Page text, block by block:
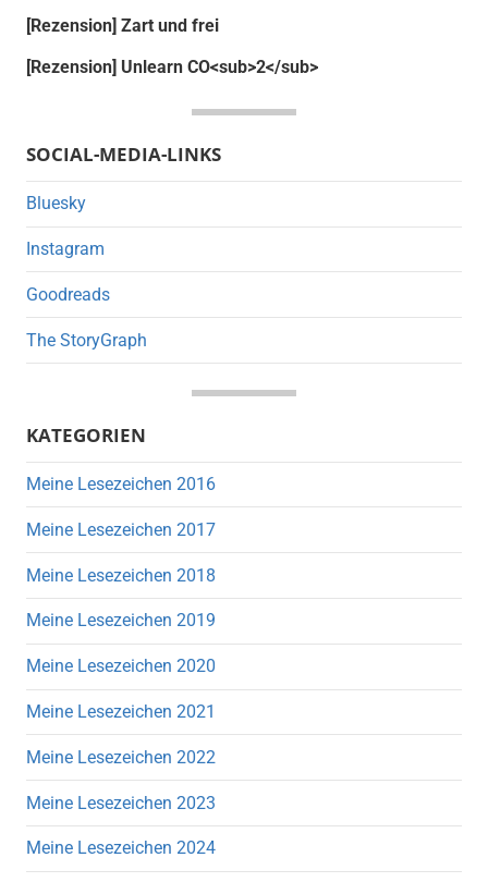
[Rezension] Zart und frei
[Rezension] Unlearn CO<sub>2</sub>
SOCIAL-MEDIA-LINKS
Bluesky
Instagram
Goodreads
The StoryGraph
KATEGORIEN
Meine Lesezeichen 2016
Meine Lesezeichen 2017
Meine Lesezeichen 2018
Meine Lesezeichen 2019
Meine Lesezeichen 2020
Meine Lesezeichen 2021
Meine Lesezeichen 2022
Meine Lesezeichen 2023
Meine Lesezeichen 2024